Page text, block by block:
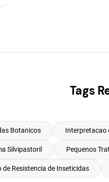
Tags
Botanicos Interpretacao
Silvipastoril Pequenos
de Resistencia de Inseticidas